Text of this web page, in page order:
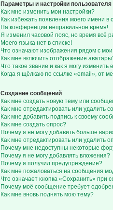
Параметры и настройки пользователя
Как мне изменить мои настройки?
Как избежать появления моего имени
На конференции неправильное время!
Я изменил часовой пояс, но время всё
Моего языка нет в списке!
Что означают изображения рядом с
Как мне включить отображение
Что такое звание и как я могу изменить
Когда я щёлкаю по ссылке «email», от
Создание сообщений
Как мне создать новую тему или
Как мне отредактировать или удалить
Как мне добавить подпись к своему
Как мне создать опрос?
Почему я не могу добавить больше
Как мне отредактировать или удалить
Почему мне недоступны некоторые
Почему я не могу добавлять вложения?
Почему я получил предупреждение?
Как мне пожаловаться на сообщения
Что означает кнопка «Сохранить» при
Почему моё сообщение требует
Как мне вновь поднять мою тему?